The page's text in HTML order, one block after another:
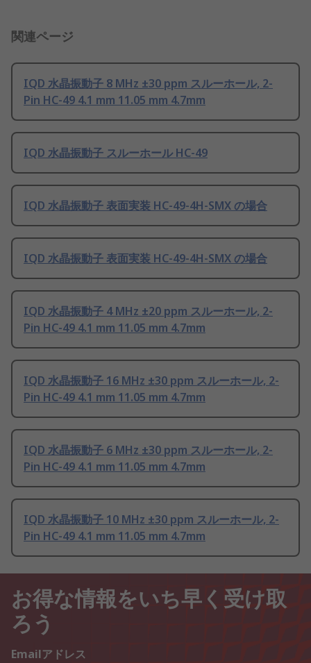
関連ページ
IQD 水晶振動子 8 MHz ±30 ppm スルーホール, 2-
Pin HC-49 4.1 mm 11.05 mm 4.7mm
IQD 水晶振動子 スルーホール HC-49
IQD 水晶振動子 表面実装 HC-49-4H-SMX の場合
IQD 水晶振動子 表面実装 HC-49-4H-SMX の場合
IQD 水晶振動子 4 MHz ±20 ppm スルーホール, 2-
Pin HC-49 4.1 mm 11.05 mm 4.7mm
IQD 水晶振動子 16 MHz ±30 ppm スルーホール, 2-
Pin HC-49 4.1 mm 11.05 mm 4.7mm
IQD 水晶振動子 6 MHz ±30 ppm スルーホール, 2-
Pin HC-49 4.1 mm 11.05 mm 4.7mm
IQD 水晶振動子 10 MHz ±30 ppm スルーホール, 2-
Pin HC-49 4.1 mm 11.05 mm 4.7mm
お得な情報をいち早く受け取
ろう
Emailアドレス